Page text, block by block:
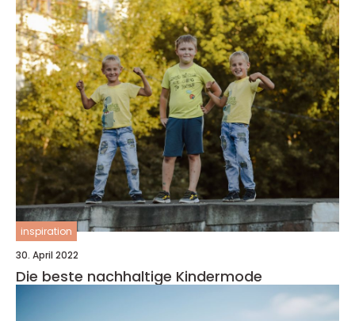
inspiration
30. April 2022
Die beste nachhaltige Kindermode